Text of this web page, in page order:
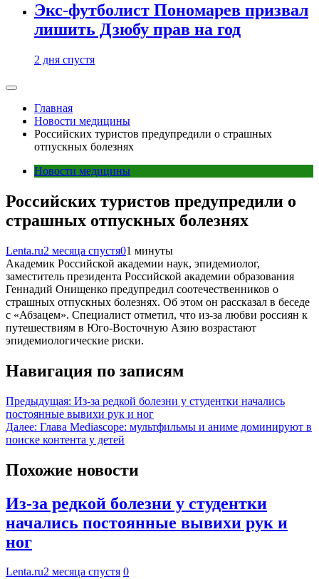
Экс-футболист Пономарев призвал
лишить Дзюбу прав на год
2 дня спустя
Главная
Новости медицины
Российских туристов предупредили о страшных
отпускных болезнях
Новости медицины
Российских туристов предупредили о
страшных отпускных болезнях
Lenta.ru2 месяца спустя01 минуты
Академик Российской академии наук, эпидемиолог,
заместитель президента Российской академии образования
Геннадий Онищенко предупредил соотечественников о
страшных отпускных болезнях. Об этом он рассказал в беседе
с «Абзацем». Специалист отметил, что из-за любви россиян к
путешествиям в Юго-Восточную Азию возрастают
эпидемиологические риски.
Навигация по записям
Предыдущая: Из-за редкой болезни у студентки начались
постоянные вывихи рук и ног
Далее: Глава Mediascope: мультфильмы и аниме доминируют в
поиске контента у детей
Похожие новости
Из-за редкой болезни у студентки
начались постоянные вывихи рук и
ног
Lenta.ru2 месяца спустя 0